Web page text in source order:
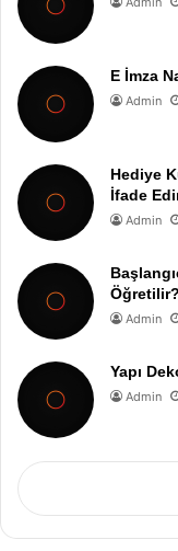
E İmza
Admin
Hediye
İfade
Admin
Öğretilir?
Admin
Yapı
Admin